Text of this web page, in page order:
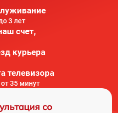
3 лет
счет,
курьера
телевизора
35 минут
со